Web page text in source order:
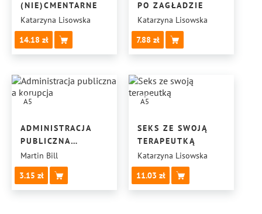
(NIE)CMENTARNE
Katarzyna Lisowska
14.18
PO ZAGŁADZIE
Katarzyna Lisowska
7.88
A5
ADMINISTRACJA
PUBLICZNA
A KORUPCJA
Martin Bill
3.15
A5
SEKS ZE SWOJĄ
TERAPEUTKĄ
Katarzyna Lisowska
11.03